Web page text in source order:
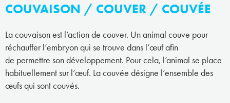
COUVAISON / COUVER / COUVÉE
La couvaison est l’action de couver. Un animal couve pour
réchauffer l’embryon qui se trouve dans l’œuf afin
de permettre son développement. Pour cela, l’animal se place
habituellement sur l’œuf. La couvée désigne l’ensemble des
œufs qui sont couvés.